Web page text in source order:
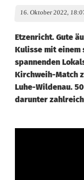
16. Oktober 2022,
Etzenricht. Gute
Kulisse mit einem
spannenden
Kirchweih-Match
Luhe-Wildenau.
darunter
E